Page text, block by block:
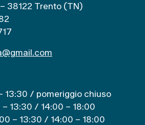
38122 Trento (TN)
13:30 / pomeriggio chiuso
13:30 / 14:00 – 18:00
– 13:30 / 14:00 – 18:00